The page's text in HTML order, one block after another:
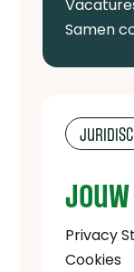
Samen
Jouw
Privacy
Cookies